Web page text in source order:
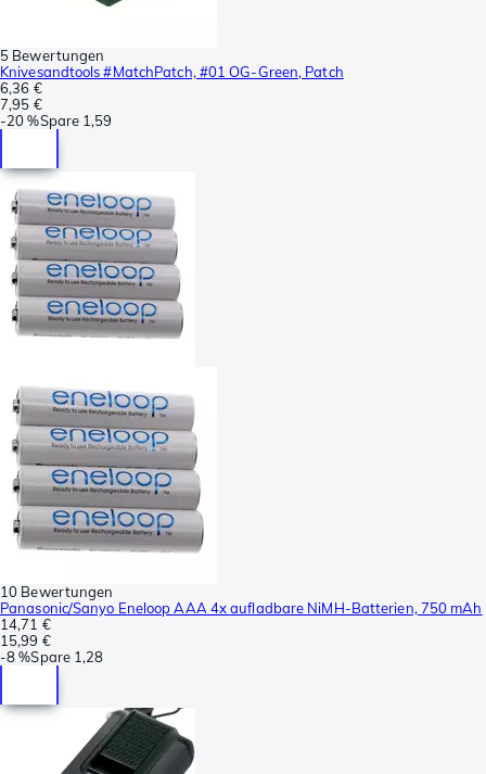
5 Bewertungen
Knivesandtools #MatchPatch, #01 OG-Green, Patch
6,36 €
7,95 €
-20 %Spare 1,59
10 Bewertungen
Panasonic/Sanyo Eneloop AAA 4x aufladbare NiMH-Batterien, 750 mAh
14,71 €
15,99 €
-8 %Spare 1,28